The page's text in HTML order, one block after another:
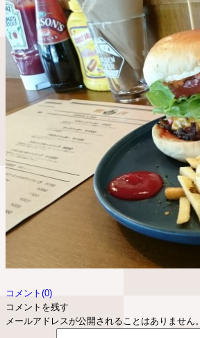
コメント(0)
コメントを残す
メールアドレスが公開されることはありません。